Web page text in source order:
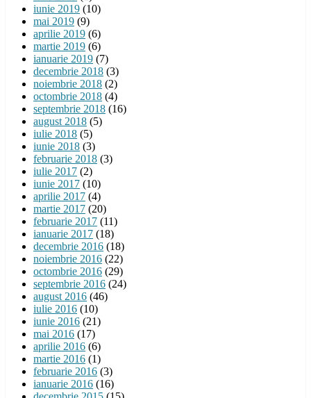
iunie 2019 (10)
mai 2019 (9)
aprilie 2019 (6)
martie 2019 (6)
ianuarie 2019 (7)
decembrie 2018 (3)
noiembrie 2018 (2)
octombrie 2018 (4)
septembrie 2018 (16)
august 2018 (5)
iulie 2018 (5)
iunie 2018 (3)
februarie 2018 (3)
iulie 2017 (2)
iunie 2017 (10)
aprilie 2017 (4)
martie 2017 (20)
februarie 2017 (11)
ianuarie 2017 (18)
decembrie 2016 (18)
noiembrie 2016 (22)
octombrie 2016 (29)
septembrie 2016 (24)
august 2016 (46)
iulie 2016 (10)
iunie 2016 (21)
mai 2016 (17)
aprilie 2016 (6)
martie 2016 (1)
februarie 2016 (3)
ianuarie 2016 (16)